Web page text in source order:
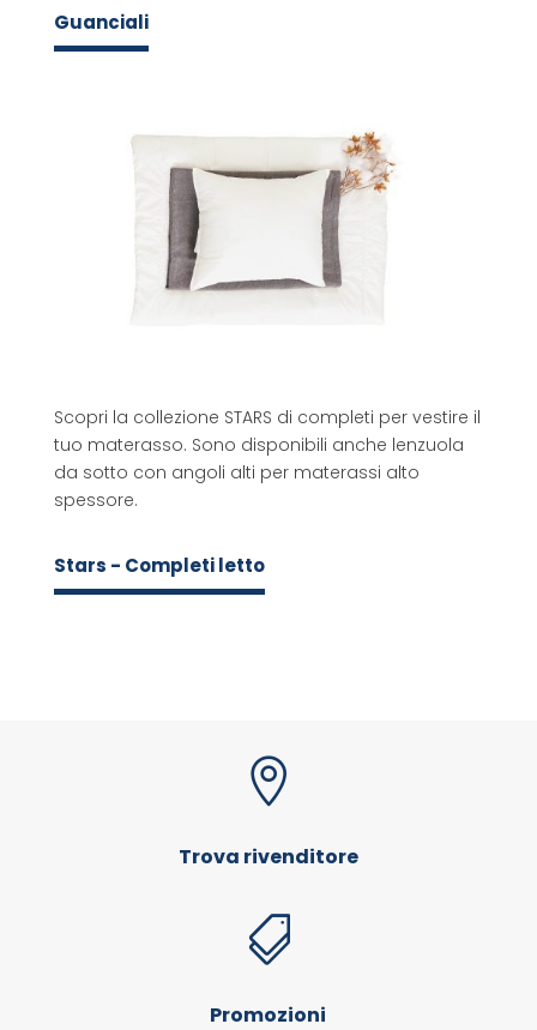
Guanciali
Scopri la collezione STARS di completi per vestire il
tuo materasso. Sono disponibili anche lenzuola
da sotto con angoli alti per materassi alto
spessore.
Stars - Completi letto

Trova rivenditore

Promozioni